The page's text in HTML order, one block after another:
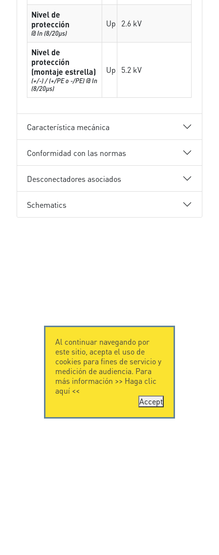
Nivel de
protección
@ In (8/20µs)
Up 2.6 kV
Nivel de
protección
(montaje estrella)
(+/-) / (+/PE o -/PE) @ In
(8/20µs)
Up 5.2 kV
Característica mecánica
Conformidad con las normas
Desconectadores asociados
Schematics
Al continuar navegando por
este sitio, acepta el uso de
cookies para fines de servicio y
medición de audiencia. Para
más información >> Haga clic
aquí<<
Accept